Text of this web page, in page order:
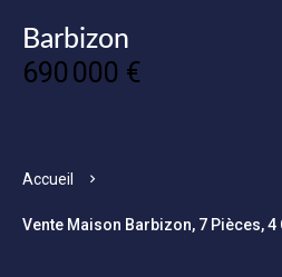
Barbizon
690 000 €
Accueil
Vente Maison Barbizon, 7 Pièces, 4